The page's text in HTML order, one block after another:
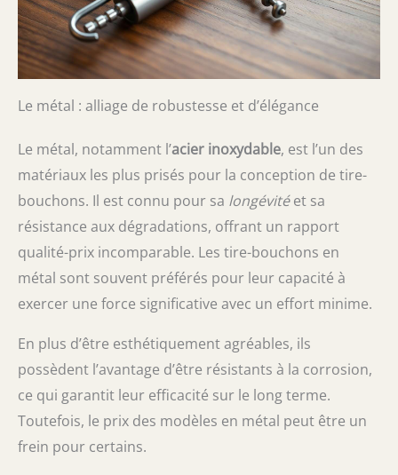
Le métal : alliage de robustesse et d’élégance
Le métal, notamment l’acier inoxydable, est l’un des
matériaux les plus prisés pour la conception de tire-
bouchons. Il est connu pour sa longévitéet sa
résistance aux dégradations, offrant un rapport
qualité-prix incomparable. Les tire-bouchons en
métal sont souvent préférés pour leur capacité à
exercer une force significative avec un effort minime.
En plus d’être esthétiquement agréables, ils
possèdent l’avantage d’être résistants à la corrosion,
ce qui garantit leur efficacité sur le long terme.
Toutefois, le prix des modèles en métal peut être un
frein pour certains.